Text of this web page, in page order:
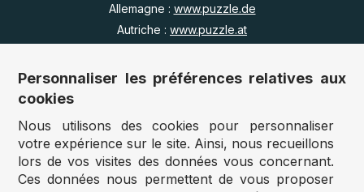
Allemagne : www.puzzle.de
Autriche : www.puzzle.at
Royaume Uni :
www.jigsawpuzzle.co.uk
Accès revendeurs / détaillants
Vous avez un magasin ?
Vous souhaitez accéder à nos prix revendeurs ?
Personnaliser les préférences relatives aux
cookies
Nous utilisons des cookies pour personnaliser
votre expérience sur le site. Ainsi, nous recueillons
lors de vos visites des données vous concernant.
Ces données nous permettent de vous proposer